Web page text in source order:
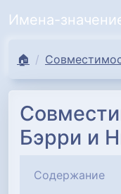
Имена-
🏠
Бэрри и
Содержание